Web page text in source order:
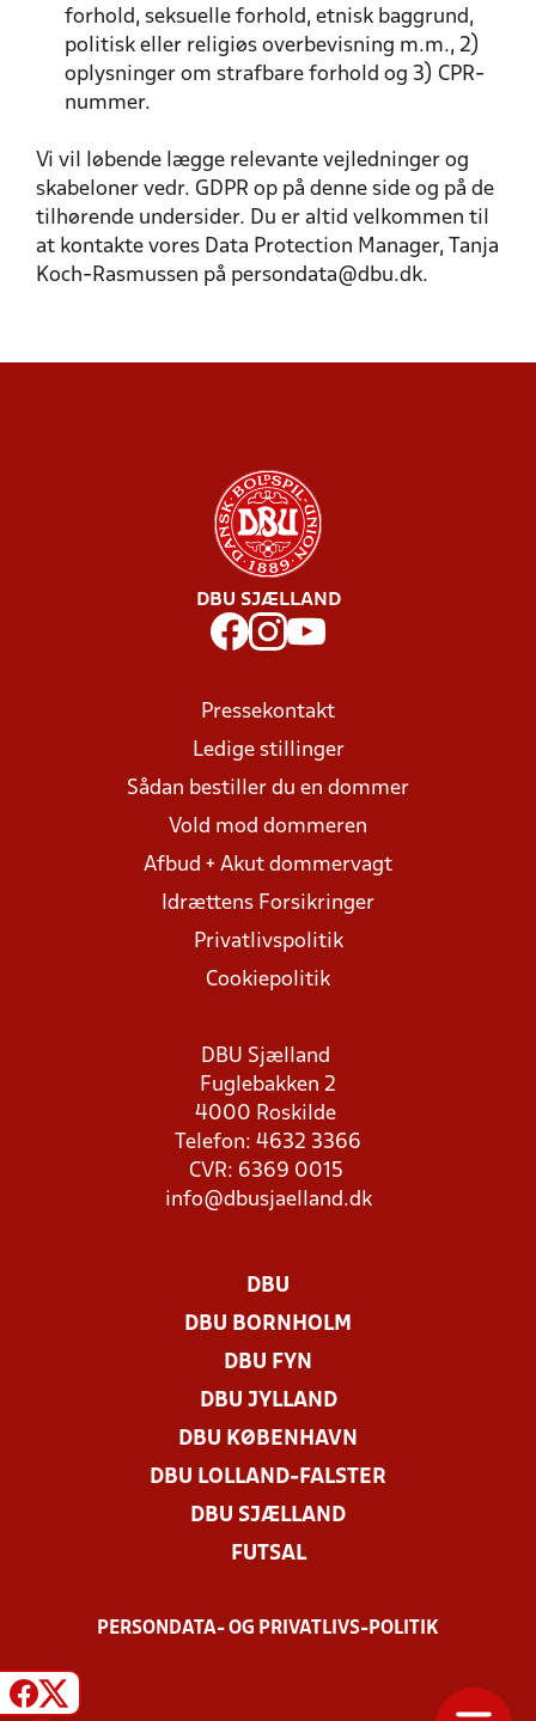
forhold, seksuelle forhold, etnisk baggrund,
politisk eller religiøs overbevisning m.m., 2)
oplysninger om strafbare forhold og 3) CPR-
nummer.
Vi vil løbende lægge relevante vejledninger og
skabeloner vedr. GDPR op på denne side og på de
tilhørende undersider. Du er altid velkommen til
at kontakte vores Data Protection Manager, Tanja
Koch-Rasmussen på persondata@dbu.dk.
DBU SJÆLLAND
Pressekontakt
Ledige stillinger
Sådan bestiller du en dommer
Vold mod dommeren
Afbud + Akut dommervagt
Idrættens Forsikringer
Privatlivspolitik
Cookiepolitik
DBU Sjælland
Fuglebakken 2
4000 Roskilde
Telefon: 4632 3366
CVR: 6369 0015
info@dbusjaelland.dk
DBU
DBU BORNHOLM
DBU FYN
DBU JYLLAND
DBU KØBENHAVN
DBU LOLLAND-FALSTER
DBU SJÆLLAND
FUTSAL
PERSONDATA- OG PRIVATLIVS-POLITIK